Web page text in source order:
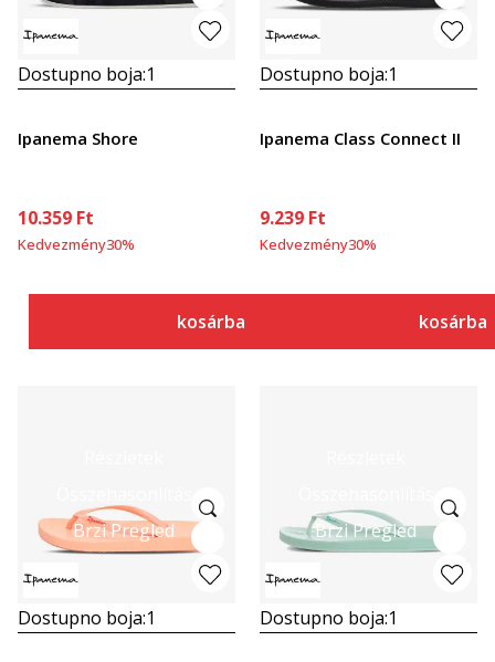
Dostupno boja:1
Ipanema Shore
10.359 Ft
Kedvezmény30%
kosárba
Dostupno boja:1
Ipanema Class Connect II
9.239 Ft
Kedvezmény30%
kosárba
Brzi Pregled
Dostupno boja:1
Brzi Pregled
Dostupno boja:1